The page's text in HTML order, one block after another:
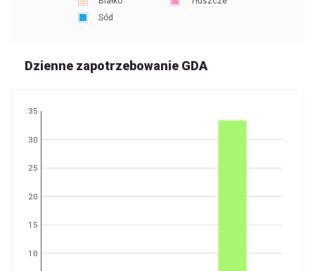
Sód
Dzienne zapotrzebowanie GDA
10
15
20
25
30
35